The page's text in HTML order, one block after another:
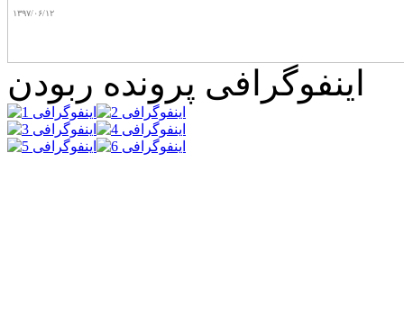
۱۳۹۷/۰۶/۱۲
اینفوگرافی پرونده ربودن